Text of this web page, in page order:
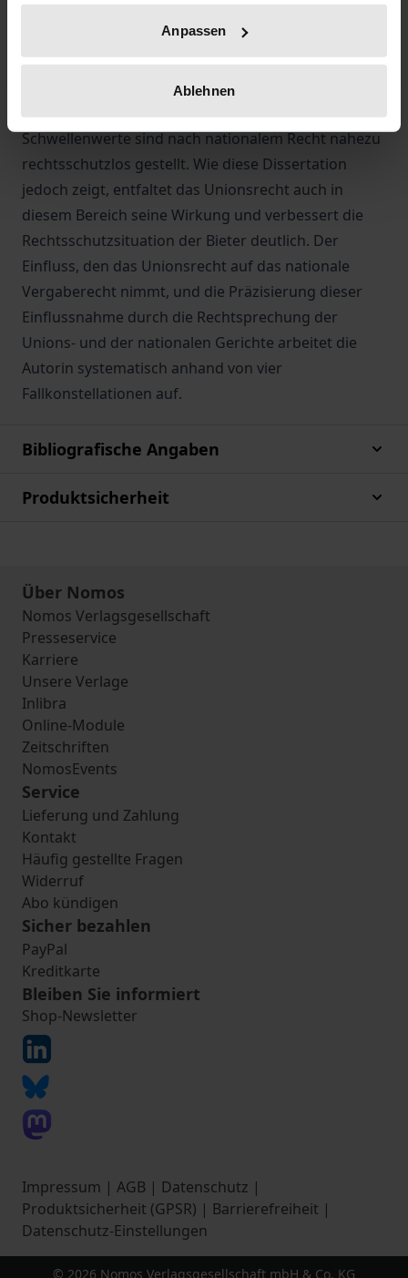
Anpassen
Ablehnen
durchsetzbare Rechtspositionen ein. Unterhalb der
EU-Schwellenwerte bleibt es bei der bisherigen
haushaltsrechtlichen Rechtslage. Diese Zweiteilung
spiegelt sich auch im Rechtsschutzniveau wider: Die
Bieter eines Vergabeverfahrens unterhalb der EU-
Schwellenwerte sind nach nationalem Recht nahezu
rechtsschutzlos gestellt. Wie diese Dissertation
jedoch zeigt, entfaltet das Unionsrecht auch in
diesem Bereich seine Wirkung und verbessert die
Rechtsschutzsituation der Bieter deutlich. Der
Einfluss, den das Unionsrecht auf das nationale
Vergaberecht nimmt, und die Präzisierung dieser
Einflussnahme durch die Rechtsprechung der
Unions- und der nationalen Gerichte arbeitet die
Autorin systematisch anhand von vier
Fallkonstellationen auf.
Bibliografische Angaben
Produktsicherheit
Über Nomos
Nomos Verlagsgesellschaft
Presseservice
Karriere
Unsere Verlage
Inlibra
Online-Module
Zeitschriften
NomosEvents
Service
Lieferung und Zahlung
Kontakt
Häufig gestellte Fragen
Widerruf
Abo kündigen
Sicher bezahlen
PayPal
Kreditkarte
Bleiben Sie informiert
Shop-Newsletter
Impressum | AGB | Datenschutz |
Produktsicherheit (GPSR) | Barrierefreiheit |
Datenschutz-Einstellungen
© 2026 Nomos Verlagsgesellschaft mbH & Co. KG